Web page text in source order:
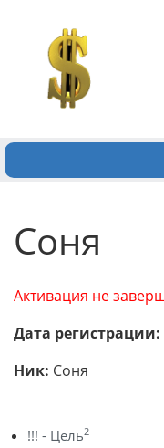
Соня
Активация не
Дата регистрации:
Ник: Соня
!!! - Цель2